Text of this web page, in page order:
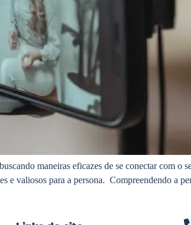
maneiras eficazes de se conectar com o
e valiosos para a persona. Compreendendo a